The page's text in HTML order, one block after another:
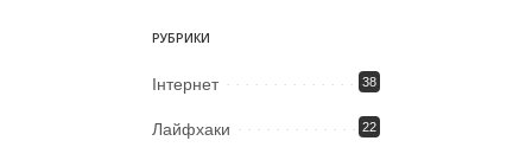
РУБРИКИ
Iнтернет 38
Лайфхаки 22